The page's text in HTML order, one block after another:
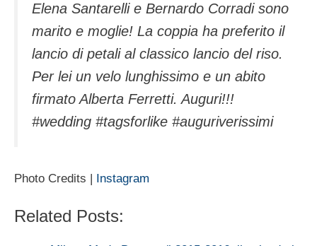
Elena Santarelli e Bernardo Corradi sono
marito e moglie! La coppia ha preferito il
lancio di petali al classico lancio del riso.
Per lei un velo lunghissimo e un abito
firmato Alberta Ferretti. Auguri!!!
#wedding #tagsforlike #auguriverissimi
Photo Credits | Instagram
Related Posts: